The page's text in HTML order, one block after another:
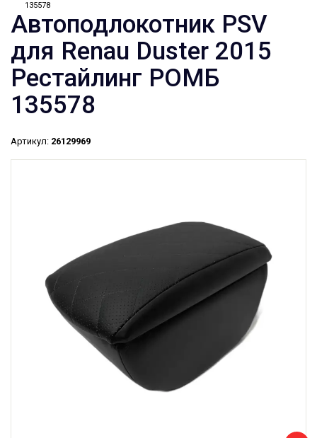
135578
Автоподлокотник PSV
для Renau Duster 2015
Рестайлинг РОМБ
135578
Артикул: 26129969